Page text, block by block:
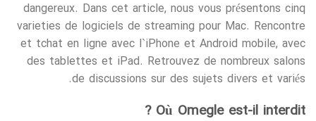
dangereux. Dans cet article, nous vous présentons cinq
varieties de logiciels de streaming pour Mac. Rencontre
et tchat en ligne avec l`iPhone et Android mobile, avec
des tablettes et iPad. Retrouvez de nombreux salons
de discussions sur des sujets divers et variés.
Où Omegle est-il interdit ?